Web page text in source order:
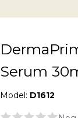
Serum
Model: D1612